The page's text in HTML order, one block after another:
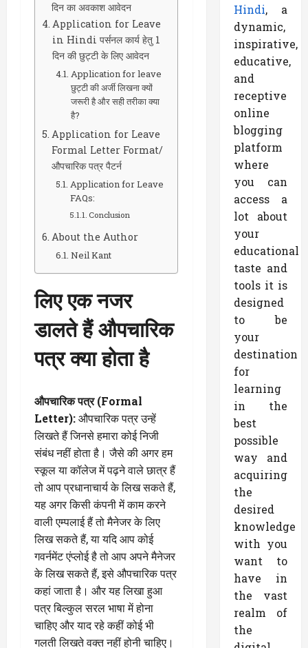
दिन का अवकाश आवेदन
Application for Leave
in Hindi पर्सनल कार्य हेतु 1
दिन की छुट्टी के लिए आवेदन
Application for leave
छुट्टी की अर्जी लिखना क्यों
जरूरी है और सही तरीका क्या
है?
Application for Leave
Formal Letter Format/
औपचारिक पत्र पैटर्न
Application for Leave
FAQs:
Conclusion
About the Author
Neil Kant
लिए एक नजर
डालते हैं औपचारिक
पत्र क्या होता है
औपचारिक पत्र (Formal
Letter):औपचारिक पत्र उन्हें
लिखते हैं जिनसे हमारा कोई निजी
संबंध नहीं होता है। जैसे की अगर हम
स्कूल या कॉलेज में पढ़ने वाले छात्र हैं
तो आप प्रधानाचार्य के लिख सकते हैं,
यह अगर किसी कंपनी में काम करने
वाली एम्पलाई हैं तो मैनेजर के लिए
लिख सकते हैं, या यदि आप कोई
गवर्नमेंट एंप्लोई है तो आप अपने मैनेजर
के लिख सकते हैं, इसे औपचारिक पत्र
कहां जाता है। और यह लिखा हुआ
पत्र बिल्कुल सरल भाषा में होना
चाहिए और याद रहे कहीं कोई भी
गलती लिखते वक्त नहीं होनी चाहिए।
Hindi, a
dynamic,
inspirative,
educative,
and
receptive
online
blogging
platform
where
you can
access a
lot about
your
educational
taste and
tools it is
designed
to be
your
destination
for
learning
in the
best
possible
way and
acquiring
the
desired
knowledge
with you
want to
have in
the vast
realm of
the